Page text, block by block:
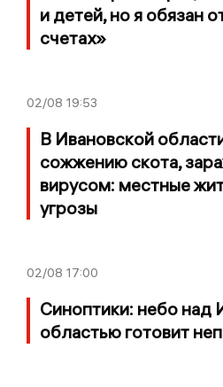
и детей, но я обязан
счетах»
02/08 19:53
В Ивановской
сожжению скота,
вирусом: местные
угрозы
02/08 17:00
Синоптики: небо над
областью готовит